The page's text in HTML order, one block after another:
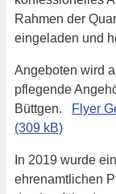
Rahmen der
eingeladen und
Angeboten wird
pflegende
Büttgen.
Flyer
In 2019 wurde
ehrenamtlichen